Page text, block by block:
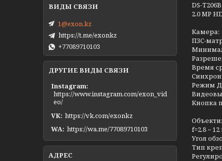
DS-T206B
2.0 MP
Камера:
ПЗС-
Время
Режим
Кнопка
f=2.8 ~
Угол
Тип
1@exon.kz
https://t.me/exonkz
+77089710103
ДРУГИЕ ВИДЫ СВЯЗИ
Instagram
https://www.instagram.com/exon_vid
eo/
VK https://vk.com/exonkz
WA https://wa.me/77089710103